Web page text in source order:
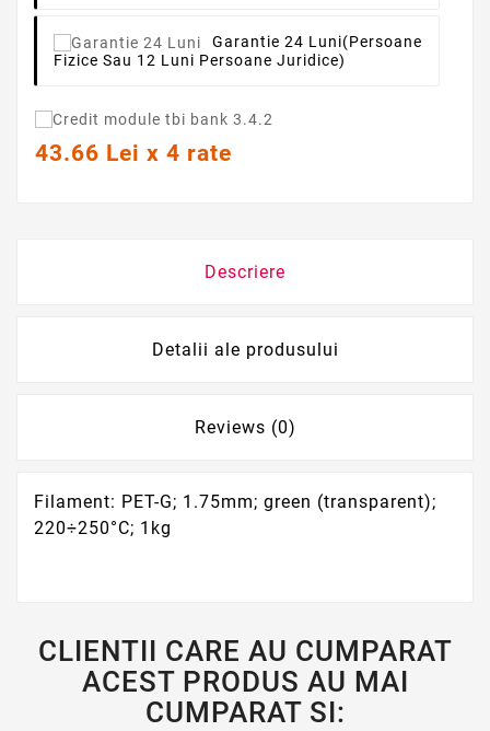
Garantie 24 Luni(persoane
Fizice Sau 12 Luni Persoane Juridice)
43.66 Lei x 4 rate
Descriere
Detalii ale produsului
Reviews (0)
Filament: PET-G; 1.75mm; green (transparent);
220÷250°C; 1kg
CLIENTII CARE AU CUMPARAT
ACEST PRODUS AU MAI
CUMPARAT SI: